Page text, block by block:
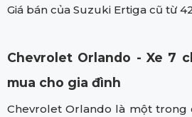
Giá bán của Suzuki Ertiga cũ từ
Chevrolet Orlando - Xe 7
mua cho gia đình
Chevrolet Orlando là một trong